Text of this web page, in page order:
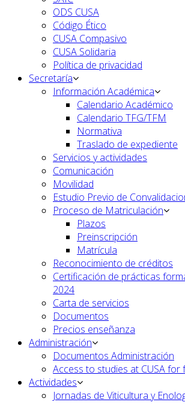
ODS CUSA
Código Ético
CUSA Compasivo
CUSA Solidaria
Política de privacidad
Secretaría
Información Académica
Calendario Académico
Calendario TFG/TFM
Normativa
Traslado de expediente
Servicios y actividades
Comunicación
Movilidad
Estudio Previo de
Proceso de Matriculación
Plazos
Preinscripción
Matrícula
Reconocimiento de créditos
Certificación de prácticas
2024
Carta de servicios
Documentos
Precios enseñanza
Administración
Documentos Administración
Access to studies at CUSA for
Actividades
Jornadas de Viticultura y